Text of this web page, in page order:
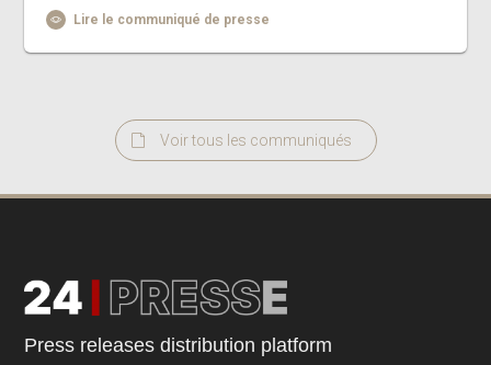
Lire le communiqué de presse
Voir tous les communiqués
Press releases distribution platform